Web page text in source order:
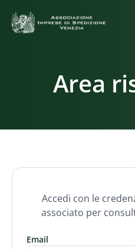
Area
Accedi con le
associato per
Email